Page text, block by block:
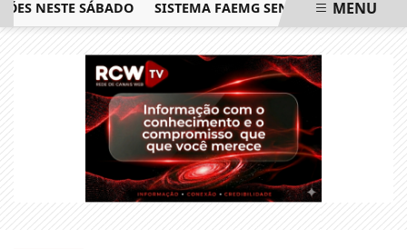
SÁBADO SISTEMA FAEMG SENAR LANÇA OMENU